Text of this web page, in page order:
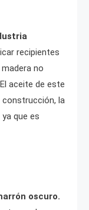
recipientes
no
aceite de este
construcción, la
que es
oscuro.